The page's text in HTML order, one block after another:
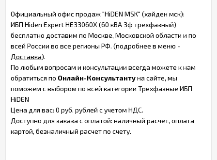
Официальный офис продаж "HiDEN MSK" (хайден мск):
ИБП Hiden Expert HE33060X (60 кВА 3ф трехфазный)
бесплатно доставим по Москве, Московской области и по
всей России во все регионы РФ. (подробнее в меню -
Доставка).
По любым вопросам и консультации всегда можете к нам
обратиться по Онлайн-Консультантуна сайте, мы
поможем с выбором по всей категории Трехфазные ИБП
HiDEN
Цена для вас: 0 руб. рублей с учетом НДС.
Доступно для заказа с оплатой: наличный расчет, оплата
картой, безналичный расчет по счету.